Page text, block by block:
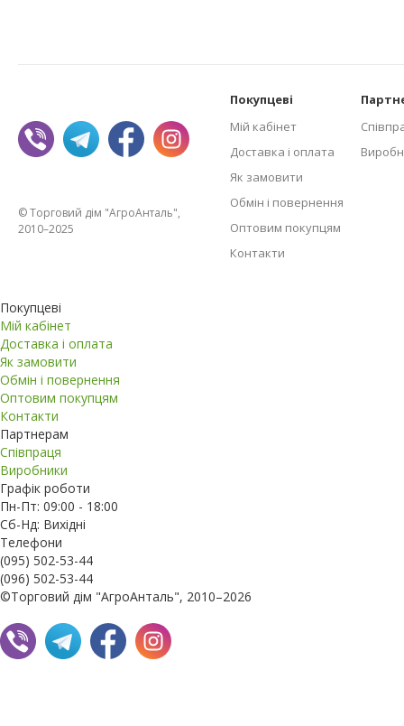
© Торговий дім "АгроАнталь",
2010–2025
Покупцеві
Мій кабінет
Доставка і оплата
Як замовити
Обмін і повернення
Оптовим покупцям
Контакти
Покупцеві
Мій кабінет
Доставка і оплата
Як замовити
Обмін і повернення
Оптовим покупцям
Контакти
Партнерам
Співпраця
Виробники
Графік роботи
Пн-Пт: 09:00 - 18:00
Сб-Нд: Вихідні
Телефони
(095) 502-53-44
(096) 502-53-44
©Торговий дім "АгроАнталь", 2010–2026